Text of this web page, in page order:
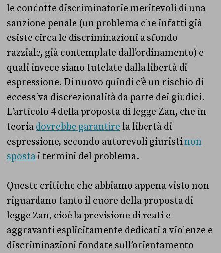
le condotte discriminatorie meritevoli di una
sanzione penale (un problema che infatti già
esiste circa le discriminazioni a sfondo
razziale, già contemplate dall’ordinamento) e
quali invece siano tutelate dalla libertà di
espressione. Di nuovo quindi c’è un rischio di
eccessiva discrezionalità da parte dei giudici.
L’articolo 4 della proposta di legge Zan, che in
teoria dovrebbe garantire la libertà di
espressione, secondo autorevoli giuristinon
sposta i termini del problema.
Queste critiche che abbiamo appena visto non
riguardano tanto il cuore della proposta di
legge Zan, cioè la previsione di reati e
aggravanti esplicitamente dedicati a violenze e
discriminazioni fondate sull’orientamento